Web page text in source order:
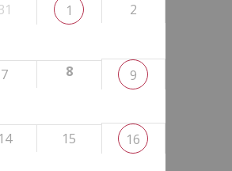
1 2
7 8 9
15 16